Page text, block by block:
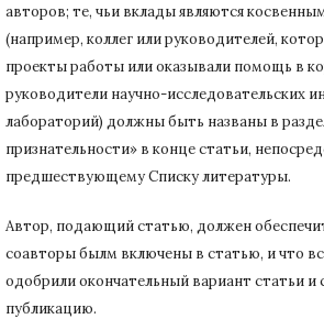
авторов; те, чьи вклады являются
(например, коллег или руководителей,
проекты работы или оказывали помощь в
руководители научно-исследовательских
лабораторий) должны быть названы в
признательности» в конце статьи,
предшествующему Списку литературы.
Автор, подающий статью, должен
соавторы былм включены в статью, и что
одобрили окончательный вариант статьи и
публикацию.